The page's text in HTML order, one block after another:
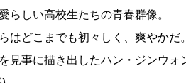
らしい高校生たちの青春群像。
はどこまでも初々しく、爽やかだ。
見事に描き出したハン・ジンウォ